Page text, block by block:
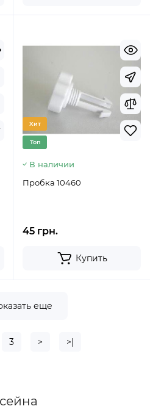
Хит
Топ
В наличии
Пробка 10460
45 грн.
Купить
еще
3 > >|